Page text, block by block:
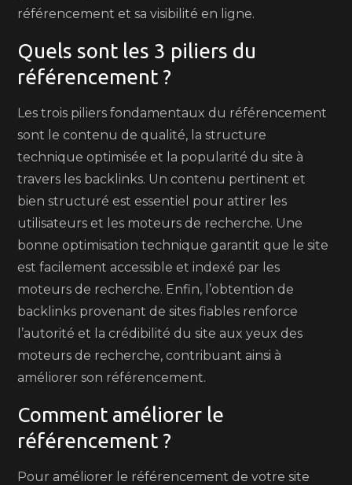
référencement et sa visibilité en ligne.
Quels sont les 3 piliers du
référencement ?
Les trois piliers fondamentaux du référencement
sont le contenu de qualité, la structure
technique optimisée et la popularité du site à
travers les backlinks. Un contenu pertinent et
bien structuré est essentiel pour attirer les
utilisateurs et les moteurs de recherche. Une
bonne optimisation technique garantit que le site
est facilement accessible et indexé par les
moteurs de recherche. Enfin, l’obtention de
backlinks provenant de sites fiables renforce
l’autorité et la crédibilité du site aux yeux des
moteurs de recherche, contribuant ainsi à
améliorer son référencement.
Comment améliorer le
référencement ?
Pour améliorer le référencement de votre site